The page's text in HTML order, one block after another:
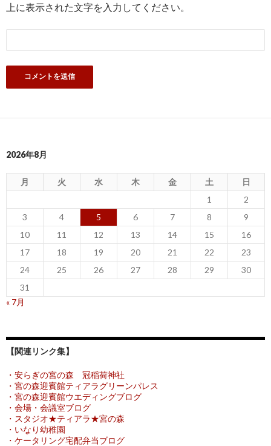
上に表示された文字を入力してください。
2026年8月
月 火 水 木 金 土
日
1
2
3
4 5 6 7 8
9
10
11 12 13 14 15
16
17
18 19 20 21 22
23
24
25 26 27 28 29
30
31
« 7月
【関連リンク集】
・安らぎの宮の森 冠稲荷神社
・宮の森迎賓館ティアラグリーンパレス
・宮の森迎賓館ウエディングブログ
・会場・会議室ブログ
・スタジオ★ティアラ★宮の森
・いなり幼稚園
・ケータリング宅配弁当ブログ